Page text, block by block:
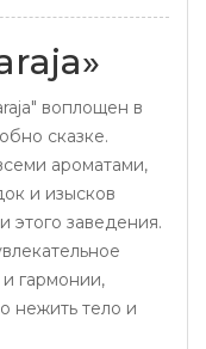
воплощен в
сказке.
ароматами,
и изысков
этого заведения.
гармонии,
нежить тело и